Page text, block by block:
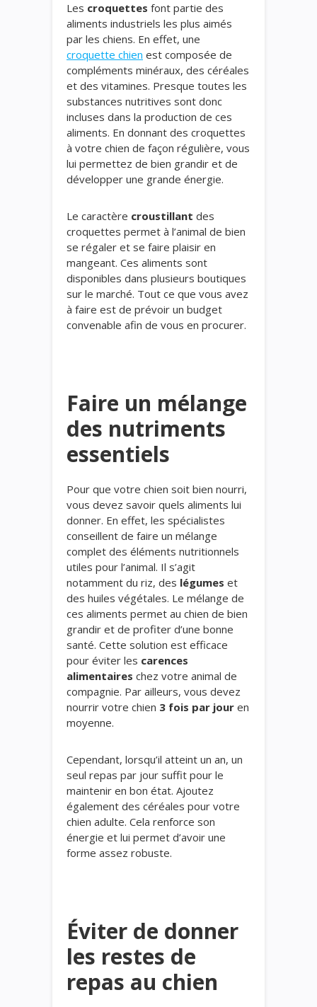
Les croquettes font partie des
aliments industriels les plus aimés
par les chiens. En effet, une
croquette chien est composée de
compléments minéraux, des céréales
et des vitamines. Presque toutes les
substances nutritives sont donc
incluses dans la production de ces
aliments. En donnant des croquettes
à votre chien de façon régulière, vous
lui permettez de bien grandir et de
développer une grande énergie.
Le caractère croustillant des
croquettes permet à l’animal de bien
se régaler et se faire plaisir en
mangeant. Ces aliments sont
disponibles dans plusieurs boutiques
sur le marché. Tout ce que vous avez
à faire est de prévoir un budget
convenable afin de vous en procurer.
Faire un mélange
des nutriments
essentiels
Pour que votre chien soit bien nourri,
vous devez savoir quels aliments lui
donner. En effet, les spécialistes
conseillent de faire un mélange
complet des éléments nutritionnels
utiles pour l’animal. Il s’agit
notamment du riz, des légumes et
des huiles végétales. Le mélange de
ces aliments permet au chien de bien
grandir et de profiter d’une bonne
santé. Cette solution est efficace
pour éviter les carences
alimentaires chez votre animal de
compagnie. Par ailleurs, vous devez
nourrir votre chien 3 fois par jour en
moyenne.
Cependant, lorsqu’il atteint un an, un
seul repas par jour suffit pour le
maintenir en bon état. Ajoutez
également des céréales pour votre
chien adulte. Cela renforce son
énergie et lui permet d’avoir une
forme assez robuste.
Éviter de donner
les restes de
repas au chien